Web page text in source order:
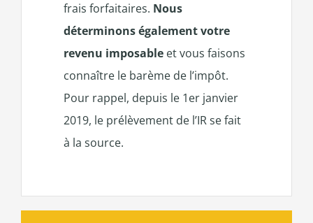
frais forfaitaires. Nous
déterminons également votre
revenu imposable et vous faisons
connaître le barème de l’impôt.
Pour rappel, depuis le 1er janvier
2019, le prélèvement de l’IR se fait
à la source.